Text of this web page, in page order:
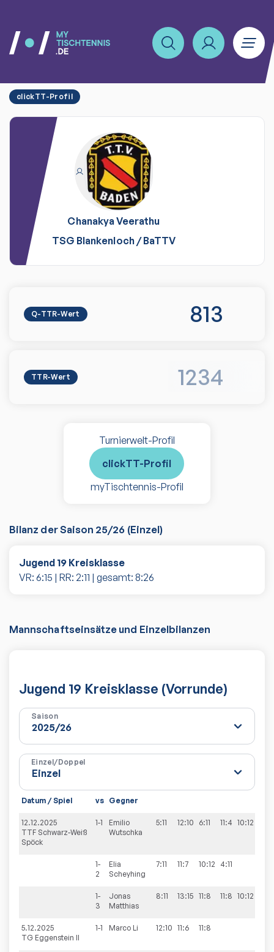
clickTT-Profil
ChanakyaVeerathu
TSG Blankenloch/BaTTV
Q-TTR-Wert 813
TTR-Wert 1234
Turnierwelt-Profil
clickTT-Profil
myTischtennis-Profil
Bilanz der Saison 25/26 (Einzel)
Jugend 19 Kreisklasse
VR: 6:15 | RR: 2:11 | gesamt: 8:26
Mannschaftseinsätze und Einzelbilanzen
Jugend 19 Kreisklasse (Vorrunde)
Saison
Einzel/Doppel
Datum / Spiel vs Gegner
12.12.2025
TTF Schwarz-Weiß
Spöck
1-1
Emilio
Wutschka
5:11 12:10 6:11 11:4 10:12
1-
2
Elia
Scheyhing
7:11 11:7 10:12 4:11
1-
3
Jonas
Matthias
8:11 13:15 11:8 11:8 10:12
5.12.2025
TG Eggenstein II
1-1 Marco Li 12:10 11:6 11:8